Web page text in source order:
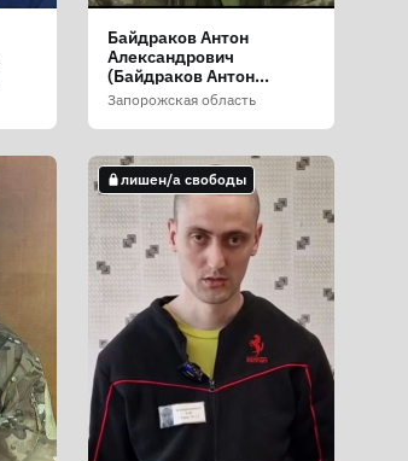
Байдраков Антон
Александрович
(Байдраков Антон
Олександрович)
Запорожская область
лишен/а свободы